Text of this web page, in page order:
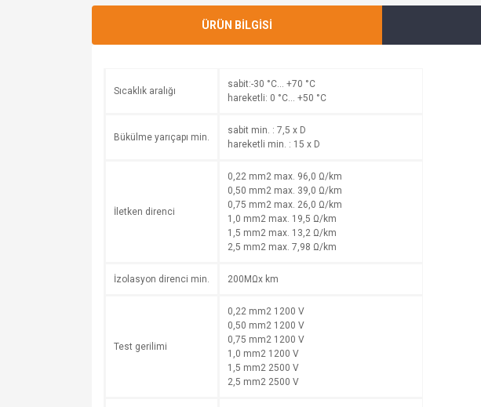
ÜRÜN BİLGİSİ
Sıcaklık aralığı
sabit:-30 °C… +70 °C
hareketli: 0 °C… +50 °C
Bükülme yarıçapı min.
sabit min. : 7,5 x D
hareketli min. : 15 x D
İletken direnci
0,22 mm2 max. 96,0 Ω/km
0,50 mm2 max. 39,0 Ω/km
0,75 mm2 max. 26,0 Ω/km
1,0 mm2 max. 19,5 Ω/km
1,5 mm2 max. 13,2 Ω/km
2,5 mm2 max. 7,98 Ω/km
İzolasyon direnci min. 200MΩx km
Test gerilimi
0,22 mm2 1200 V
0,50 mm2 1200 V
0,75 mm2 1200 V
1,0 mm2 1200 V
1,5 mm2 2500 V
2,5 mm2 2500 V